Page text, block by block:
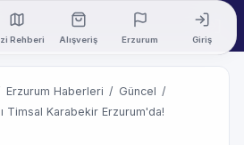
Rehberi Alışveriş Erzurum Giriş
Erzurum Haberleri / Güncel /
Timsal Karabekir Erzurum'da!